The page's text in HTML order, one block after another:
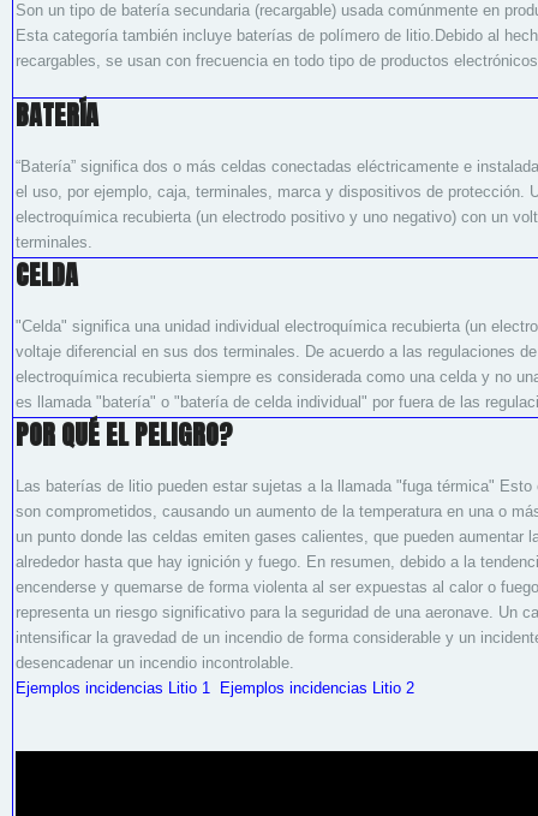
Son un tipo de batería secundaria (recargable) usada comúnmente en
Esta categoría también incluye baterías de polímero de litio.Debido al
recargables, se usan con frecuencia en todo tipo de productos
BATERÍA
“Batería” significa dos o más celdas conectadas eléctricamente e
el uso, por ejemplo, caja, terminales, marca y dispositivos de protección.
electroquímica recubierta (un electrodo positivo y uno negativo) con un
terminales.
CELDA
"Celda" significa una unidad individual electroquímica recubierta (un
voltaje diferencial en sus dos terminales. De acuerdo a las regulaciones
electroquímica recubierta siempre es considerada como una celda y no
es llamada "batería" o "batería de celda individual" por fuera de las
POR QUÉ EL PELIGRO?
Las baterías de litio pueden estar sujetas a la llamada "fuga térmica"
son comprometidos, causando un aumento de la temperatura en una o
un punto donde las celdas emiten gases calientes, que pueden aumentar
alrededor hasta que hay ignición y fuego. En resumen, debido a la
encenderse y quemarse de forma violenta al ser expuestas al calor o
representa un riesgo significativo para la seguridad de una aeronave. Un
intensificar la gravedad de un incendio de forma considerable y un
desencadenar un incendio incontrolable.
Ejemplos incidencias Litio 1
Ejemplos incidencias Litio 2